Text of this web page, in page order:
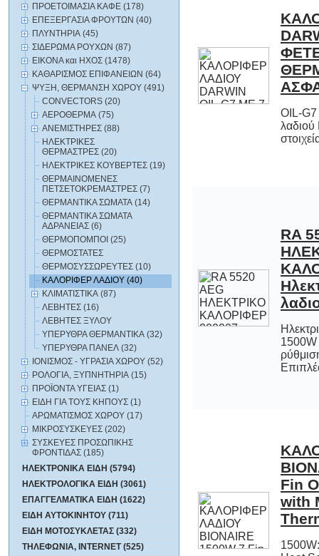
ΠΡΟΕΤΟΙΜΑΣΙΑ ΚΑΦΕ (178)
ΕΠΕΞΕΡΓΑΣΙΑ ΦΡΟΥΤΩΝ (40)
ΠΛΥΝΤΗΡΙΑ (45)
ΣΙΔΕΡΩΜΑ ΡΟΥΧΩΝ (87)
ΕΙΚΟΝΑ και ΗΧΟΣ (1478)
ΚΑΘΑΡΙΣΜΟΣ ΕΠΙΦΑΝΕΙΩΝ (64)
ΨΥΞΗ, ΘΕΡΜΑΝΣΗ ΧΩΡΟΥ (491)
CONVECTORS (20)
ΑΕΡΟΘΕΡΜΑ (75)
ΑΝΕΜΙΣΤΗΡΕΣ (88)
ΗΛΕΚΤΡΙΚΕΣ
ΘΕΡΜΑΣΤΡΕΣ (20)
ΗΛΕΚΤΡΙΚΕΣ ΚΟΥΒΕΡΤΕΣ (19)
ΘΕΡΜΑΙΝΟΜΕΝΕΣ
ΠΕΤΣΕΤΟΚΡΕΜΑΣΤΡΕΣ (7)
ΘΕΡΜΑΝΤΙΚΑ ΣΩΜΑΤΑ (14)
ΘΕΡΜΑΝΤΙΚΑ ΣΩΜΑΤΑ
ΑΔΡΑΝΕΙΑΣ (6)
ΘΕΡΜΟΠΟΜΠΟΙ (25)
ΘΕΡΜΟΣΤΑΤΕΣ
ΘΕΡΜΟΣΥΣΣΩΡΕΥΤΕΣ (10)
ΚΑΛΟΡΙΦΕΡ ΛΑΔΙΟΥ (40)
ΚΛΙΜΑΤΙΣΤΙΚΑ (87)
ΛΕΒΗΤΕΣ (16)
ΛΕΒΗΤΕΣ ΞΥΛΟΥ
ΥΠΕΡΥΘΡΑ ΘΕΡΜΑΝΤΙΚΑ (32)
ΥΠΕΡΥΘΡΑ ΠΑΝΕΛ (32)
ΙΟΝΙΣΜΟΣ - ΥΓΡΑΣΙΑ ΧΩΡΟΥ (52)
ΡΟΛΟΓΙΑ, ΞΥΠΝΗΤΗΡΙΑ (15)
ΠΡΟΪΟΝΤΑ ΥΓΕΙΑΣ (1)
ΕΙΔΗ ΓΙΑ ΤΟΥΣ ΚΗΠΟΥΣ (1)
ΑΡΩΜΑΤΙΣΜΟΣ ΧΩΡΟΥ (17)
ΜΙΚΡΟΣΥΣΚΕΥΕΣ (202)
ΣΥΣΚΕΥΕΣ ΠΡΟΣΩΠΙΚΗΣ
ΦΡΟΝΤΙΔΑΣ (185)
ΗΛΕΚΤΡΟΝΙΚΑ ΕΙΔΗ (5794)
ΗΛΕΚΤΡΟΛΟΓΙΚΑ ΕΙΔΗ (3061)
ΕΠΑΓΓΕΛΜΑΤΙΚΑ ΕΙΔΗ (1622)
ΕΙΔΗ ΑΥΤΟΚΙΝΗΤΟΥ (711)
ΕΙΔΗ ΜΟΤΟΣΥΚΛΕΤΑΣ (332)
ΤΗΛΕΦΩΝΙΑ, INTERNET (525)
OIL-G7
λαδιού
RA
1500W
Fin
Heat
Frost